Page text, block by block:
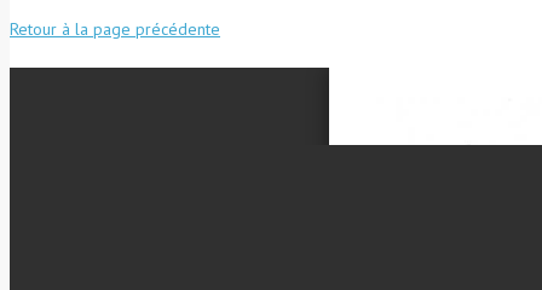
Retour à la page précédente